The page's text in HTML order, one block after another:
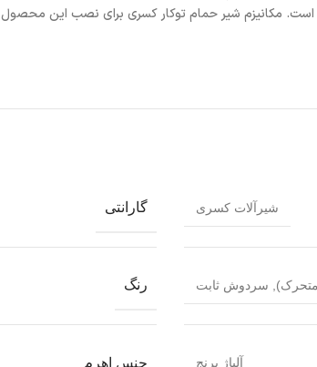
شیرآلات کسری گارانتی
, سردوش ثابت رنگ
آلیاژ برنج جنس اهرم